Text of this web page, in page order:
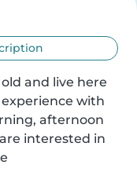
and live here
with
afternoon
interested in